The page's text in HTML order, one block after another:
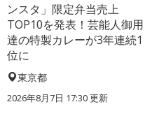
ンスタ」限定弁当売上
TOP10を発表！芸能人御用
達の特製カレーが3年連続1
位に
東京都
2026年8月7日 17:30更新